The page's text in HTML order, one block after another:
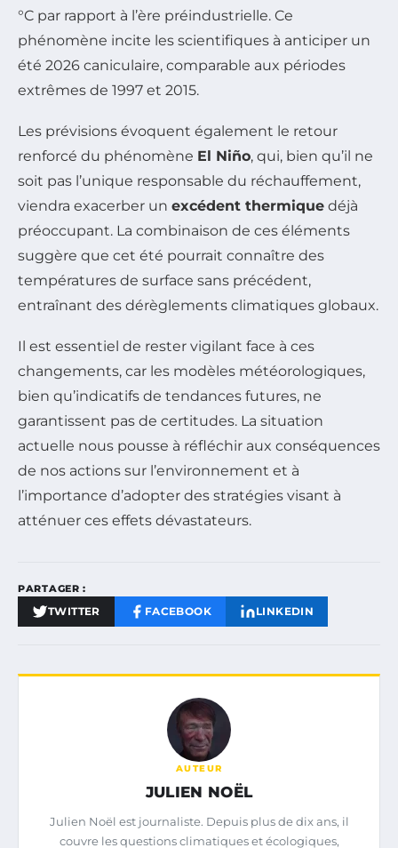
°C par rapport à l’ère préindustrielle. Ce
phénomène incite les scientifiques à anticiper un
été 2026 caniculaire, comparable aux périodes
extrêmes de 1997 et 2015.
Les prévisions évoquent également le retour
renforcé du phénomène El Niño, qui, bien qu’il ne
soit pas l’unique responsable du réchauffement,
viendra exacerber un excédent thermique déjà
préoccupant. La combinaison de ces éléments
suggère que cet été pourrait connaître des
températures de surface sans précédent,
entraînant des dérèglements climatiques globaux.
Il est essentiel de rester vigilant face à ces
changements, car les modèles météorologiques,
bien qu’indicatifs de tendances futures, ne
garantissent pas de certitudes. La situation
actuelle nous pousse à réfléchir aux conséquences
de nos actions sur l’environnement et à
l’importance d’adopter des stratégies visant à
atténuer ces effets dévastateurs.
PARTAGER :
TWITTER FACEBOOK LINKEDIN
AUTEUR
JULIEN NOËL
Julien Noël est journaliste. Depuis plus de dix ans, il
couvre les questions climatiques et écologiques,